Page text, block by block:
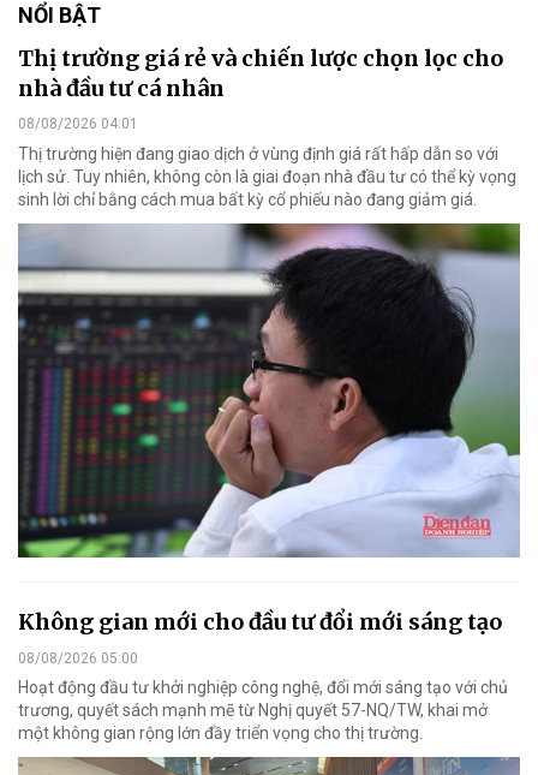
NỔI BẬT
Thị trường giá rẻ và chiến lược chọn lọc cho
nhà đầu tư cá nhân
08/08/2026 04:01
Thị trường hiện đang giao dịch ở vùng định giá rất hấp dẫn so với
lịch sử. Tuy nhiên, không còn là giai đoạn nhà đầu tư có thể kỳ vọng
sinh lời chỉ bằng cách mua bất kỳ cổ phiếu nào đang giảm giá.
Không gian mới cho đầu tư đổi mới sáng tạo
08/08/2026 05:00
Hoạt động đầu tư khởi nghiệp công nghệ, đổi mới sáng tạo với chủ
trương, quyết sách mạnh mẽ từ Nghị quyết 57-NQ/TW, khai mở
một không gian rộng lớn đầy triển vọng cho thị trường.